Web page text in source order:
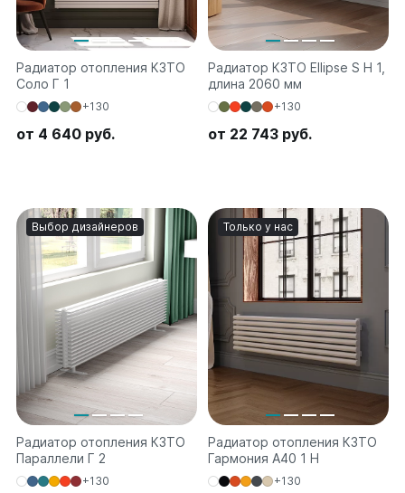
на 12 секций
на 13 секций
на 14 секций
на 15 секций
По цветам
Белые
Серые
Черные
Bataria
Bataria 2
Bataria 3
Bataria Retro 2
Bataria Retro 3
Радиатор отопления КЗТО
Соло Г 1
+130
от 4 640 руб.
Радиатор КЗТО Ellipse S H 1,
длина 2060 мм
+130
от 22 743 руб.
Выбор дизайнеров
Радиатор отопления КЗТО
Параллели Г 2
+130
Только у нас
Радиатор отопления КЗТО
Гармония А40 1 H
+130